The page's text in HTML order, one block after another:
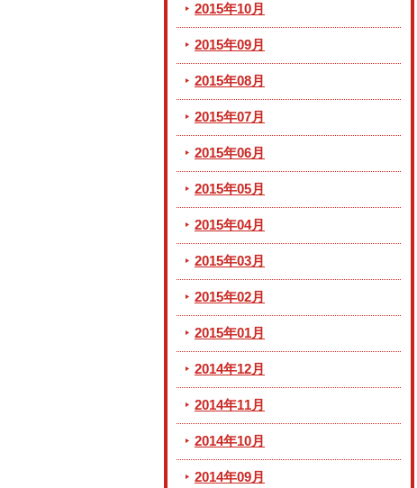
2015年10月
2015年09月
2015年08月
2015年07月
2015年06月
2015年05月
2015年04月
2015年03月
2015年02月
2015年01月
2014年12月
2014年11月
2014年10月
2014年09月